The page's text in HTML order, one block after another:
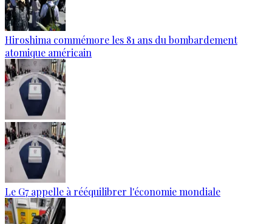
Hiroshima commémore les 81 ans du bombardement
atomique américain
Le G7 appelle à rééquilibrer l'économie mondiale